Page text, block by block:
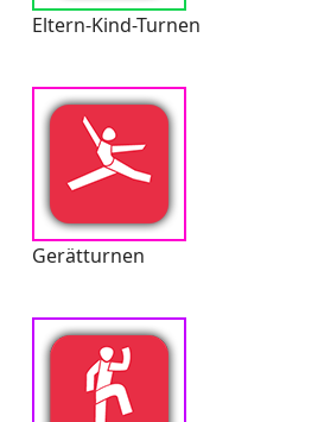
Eltern-Kind-Turnen
Gerätturnen